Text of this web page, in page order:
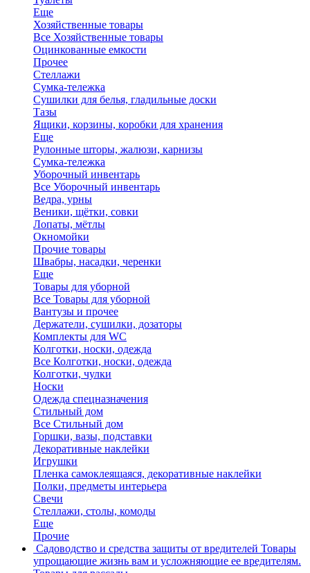
Еще
Хозяйственные товары
Все Хозяйственные товары
Оцинкованные емкости
Прочее
Стеллажи
Сумка-тележка
Сушилки для белья, гладильные доски
Тазы
Ящики, корзины, коробки для хранения
Еще
Рулонные шторы, жалюзи, карнизы
Сумка-тележка
Уборочный инвентарь
Все Уборочный инвентарь
Ведра, урны
Веники, щётки, совки
Лопаты, мётлы
Окномойки
Прочие товары
Швабры, насадки, черенки
Еще
Товары для уборной
Все Товары для уборной
Вантузы и прочее
Держатели, сушилки, дозаторы
Комплекты для WC
Колготки, носки, одежда
Все Колготки, носки, одежда
Колготки, чулки
Носки
Одежда спецназначения
Стильный дом
Все Стильный дом
Горшки, вазы, подставки
Декоративные наклейки
Игрушки
Пленка самоклеящаяся, декоративные наклейки
Полки, предметы интерьера
Свечи
Стеллажи, столы, комоды
Еще
Прочие
Садоводство и средства защиты от вредителей Товары
упрощающие жизнь вам и усложняющие ее вредителям.